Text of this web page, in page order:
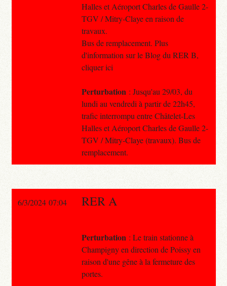
Halles et Aéroport Charles de Gaulle 2-
TGV / Mitry-Claye en raison de
travaux.
Bus de remplacement. Plus
d'information sur le Blog du RER B,
cliquer ici
Perturbation : Jusqu'au 29/03, du
lundi au vendredi à partir de 22h45,
trafic interrompu entre Châtelet-Les
Halles et Aéroport Charles de Gaulle 2-
TGV / Mitry-Claye (travaux). Bus de
remplacement.
6/3/2024 07:04 RER A
Perturbation : Le train stationne à
Champigny en direction de Poissy en
raison d'une gêne à la fermeture des
portes.